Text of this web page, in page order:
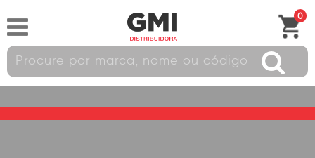
0